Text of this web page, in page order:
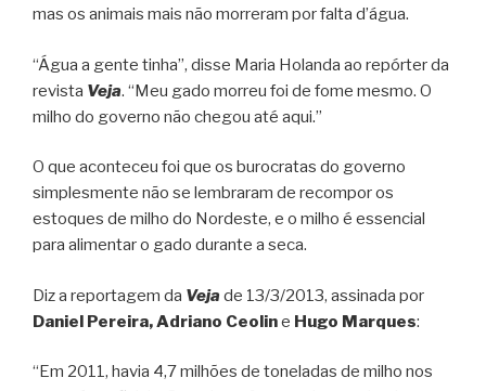
mas os animais mais não morreram por falta d’água.
“Água a gente tinha”, disse Maria Holanda ao repórter da
revista Veja. “Meu gado morreu foi de fome mesmo. O
milho do governo não chegou até aqui.”
O que aconteceu foi que os burocratas do governo
simplesmente não se lembraram de recompor os
estoques de milho do Nordeste, e o milho é essencial
para alimentar o gado durante a seca.
Diz a reportagem da Veja de 13/3/2013, assinada por
Daniel Pereira, Adriano Ceoline Hugo Marques:
“Em 2011, havia 4,7 milhões de toneladas de milho nos